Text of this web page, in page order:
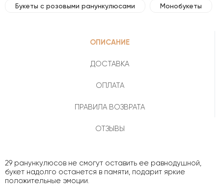
Букеты с розовыми ранункулюсами Монобукеты
ОПИСАНИЕ
ДОСТАВКА
ОПЛАТА
ПРАВИЛА ВОЗВРАТА
ОТЗЫВЫ
29 ранункулюсов не смогут оставить ее равнодушной,
букет надолго останется в памяти, подарит яркие
положительные эмоции.